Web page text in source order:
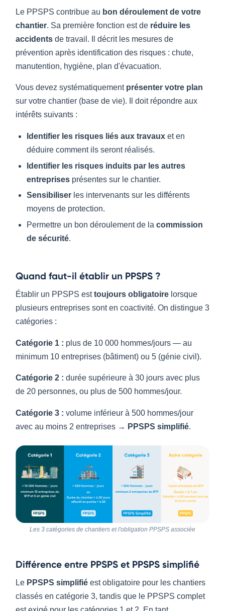
Le PPSPS contribue au bon déroulement de votre
chantier. Sa première fonction est de réduire les
accidents de travail. Il décrit les mesures de
prévention après identification des risques : chute,
manutention, hygiène, plan d'évacuation.
Vous devez systématiquement présenter votre plan
sur votre chantier (base de vie). Il doit répondre aux
intérêts suivants :
Identifier les risques liés aux travauxet en
déduire comment ils seront réalisés.
Identifier les risques induits par les autres
entreprisesprésentes sur le chantier.
Sensibiliserles intervenants sur les différents
moyens de protection.
Permettre un bon déroulement de la commission
de sécurité.
Quand faut-il établir un PPSPS ?
Établir un PPSPS esttoujours obligatoire lorsque
plusieurs entreprises sont en coactivité. On distingue 3
catégories :
Catégorie 1 : plus de 10 000 hommes/jours — au
minimum 10 entreprises (bâtiment) ou 5 (génie civil).
Catégorie 2 : durée supérieure à 30 jours avec plus
de 20 personnes, ou plus de 500 hommes/jour.
Catégorie 3 : volume inférieur à 500 hommes/jour
avec au moins 2 entreprises → PPSPS simplifié.
Les 3 catégories de chantiers et l'obligation PPSPS associée
Différence entre PPSPS et PPSPS simplifié
Le PPSPS simplifié est obligatoire pour les chantiers
classés en catégorie 3, tandis que le PPSPS complet